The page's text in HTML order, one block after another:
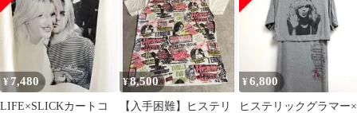
ンテージ グッズ
¥ 7,480
LIFE×SLICKカートコ
¥8,500
【入手困難】ヒステリ
¥6,800
ヒステリックグラマー×